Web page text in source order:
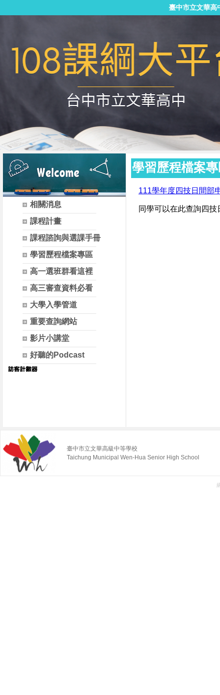
臺中市立文華高
相關消息
課程計畫
課程諮詢與選課手冊
學習歷程檔案專區
高一選班群看這裡
高三審查資料必看
大學入學管道
重要查詢網站
影片小講堂
好聽的Podcast
學習歷程檔案
111學年度四技日間部
同學可以在此查詢四
臺中市立文華高級中等學校
Taichung Municipal Wen-Hua Senior High School